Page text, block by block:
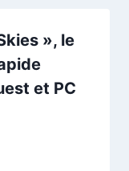
», le
et PC